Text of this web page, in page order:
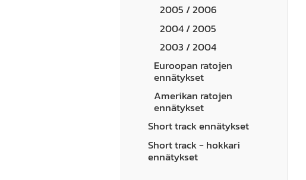
2005 / 2006
2004 / 2005
2003 / 2004
Euroopan ratojen
ennätykset
Amerikan ratojen
ennätykset
Short track ennätykset
Short track - hokkari
ennätykset